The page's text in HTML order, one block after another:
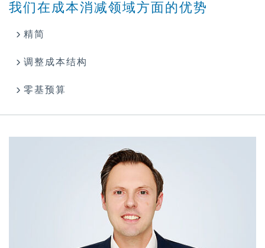
我们在成本消减领域方面的优势
精简
调整成本结构
零基预算